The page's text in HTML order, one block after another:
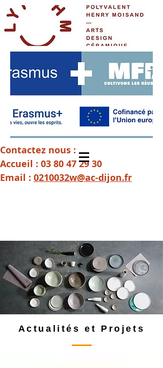
Contactez nous :
Accueil : 03 80 47 29 30
Email : 0210032w@ac-dijon.fr
Actualités et Projets